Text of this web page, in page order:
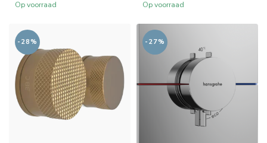
Op voorraad Op voorraad
-28% -27%